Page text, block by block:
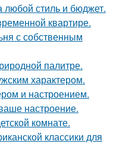
стиль и бюджет.
квартире.
с собственным
палитре.
характером.
и настроением.
настроение.
комнате.
классики для